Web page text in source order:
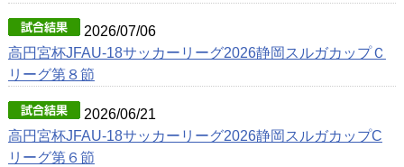
2026/07/06
高円宮杯JFAU-18サッカーリーグ2026静岡スルガカップＣ
リーグ第８節
2026/06/21
高円宮杯JFAU-18サッカーリーグ2026静岡スルガカップC
リーグ第６節